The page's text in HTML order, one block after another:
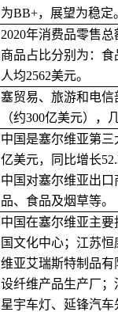
为BB+，展望为稳定
2020年消费品零售总
商品占比分别为：食
人均2562美元。
塞贸易、旅游和电信
（约300亿美元） ，
中国是塞尔维亚第三
亿美元，同比增长
中国对塞尔维亚出
品、食品及烟草等。
中国在塞尔维亚主
国文化中心；江苏
维亚艾瑞斯特制品
设纤维产品生产厂；
星宇车灯、延锋汽车